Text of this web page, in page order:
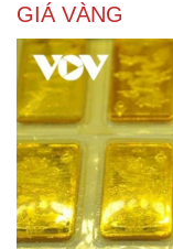
GIÁ VÀNG